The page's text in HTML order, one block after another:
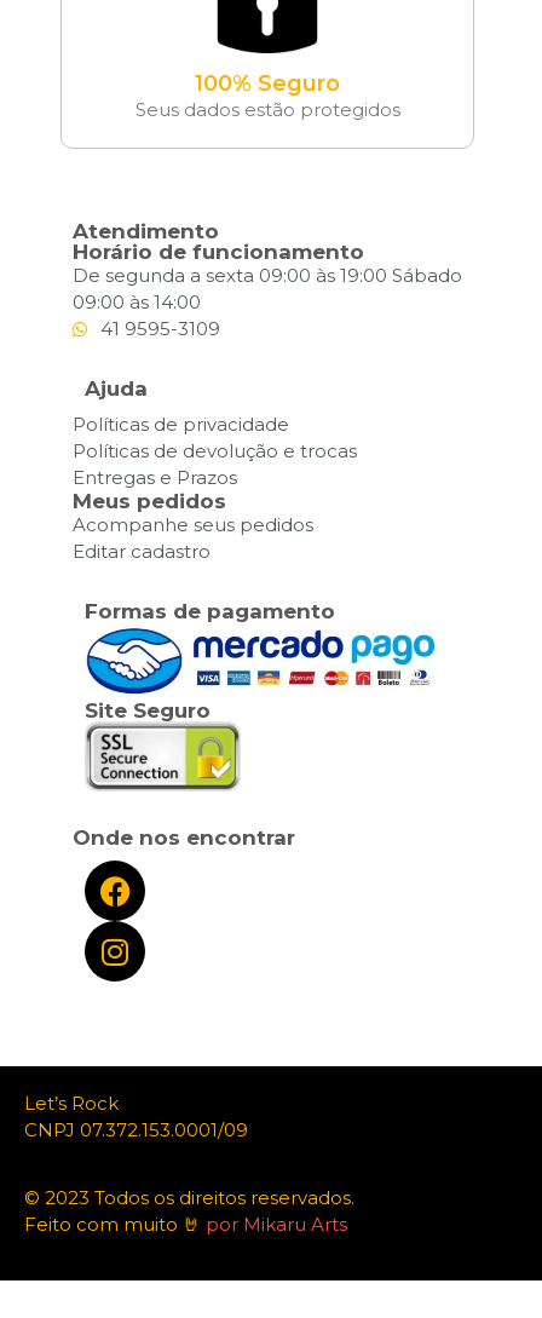
100% Seguro
Seus dados estão protegidos
Atendimento
Horário de funcionamento
De segunda a sexta 09:00 às 19:00 Sábado
09:00 às 14:00
41 9595-3109
Ajuda
Políticas de privacidade
Políticas de devolução e trocas
Entregas e Prazos
Meus pedidos
Acompanhe seus pedidos
Editar cadastro
Formas de pagamento
Site Seguro
Onde nos encontrar
Let’s Rock
CNPJ 07.372.153.0001/09
© 2023 Todos os direitos reservados.
Feito com muito 🤘 por Mikaru Arts